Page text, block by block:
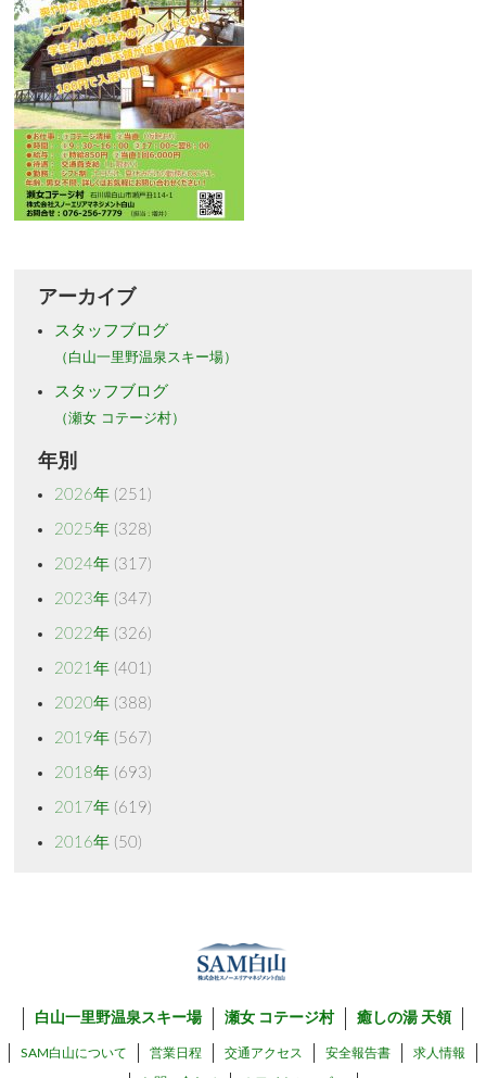
アーカイブ
スタッフブログ
（白山一里野温泉スキー場）
スタッフブログ
（瀬女 コテージ村）
年別
2026年(251)
2025年(328)
2024年(317)
2023年(347)
2022年(326)
2021年(401)
2020年(388)
2019年(567)
2018年(693)
2017年(619)
2016年(50)
白山一里野温泉スキー場 瀬女 コテージ村 癒しの湯 天領
SAM白山について 営業日程 交通アクセス 安全報告書 求人情報